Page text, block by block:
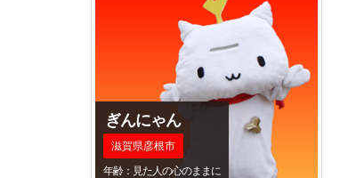
ぎんにゃん
滋賀県彦根市
年齢：見た人の心のままに